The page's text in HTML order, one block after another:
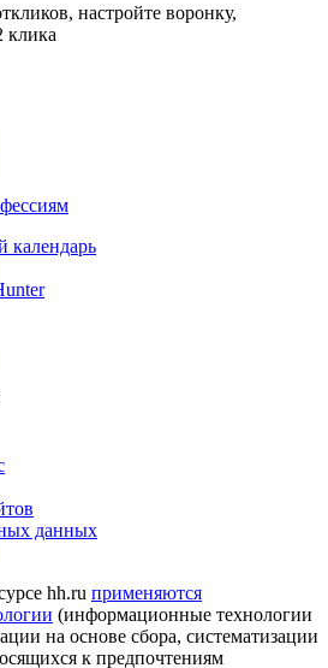
настройте воронку,
клика
календарь
данных
hh.ru применяются
(информационные технологии
на основе сбора, систематизации
к предпочтениям